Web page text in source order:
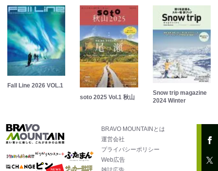
Fall Line 2026 VOL.1
soto 2025 Vol.1 秋山
Snow trip magazine
2024 Winter
BRAVO MOUNTAINとは
運営会社
プライバシーポリシー
Web広告